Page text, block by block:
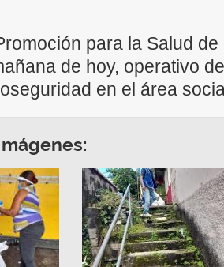
para la Salud
de hoy, operativo
en el área